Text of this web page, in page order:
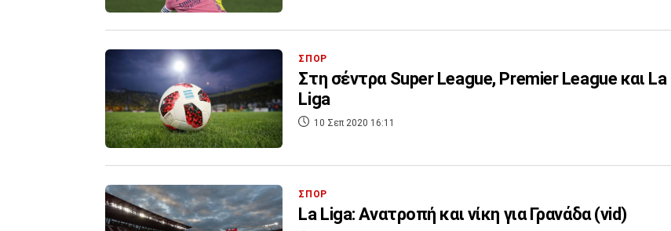
ΣΠΟΡ
Στη σέντρα Super League, Premier League και La
Liga
10 Σεπ 2020 16:11
ΣΠΟΡ
La Liga: Ανατροπή και νίκη για Γρανάδα (vid)